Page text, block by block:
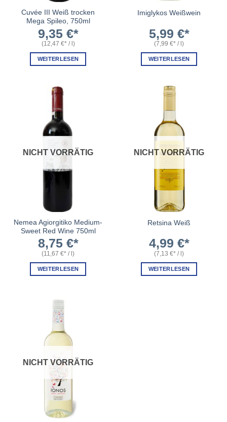
Cuvée III Weiß trocken
Mega Spileo, 750ml
9,35 €
(12,47 € /l)
WEITERLESEN
Imiglykos Weißwein
5,99 €
(7,99 € /l)
WEITERLESEN
NICHT VORRÄTIG
Nemea Agiorgitiko Medium-
Sweet Red Wine 750ml
8,75 €
(11,67 € /l)
WEITERLESEN
NICHT VORRÄTIG
Retsina Weiß
4,99 €
(7,13 € /l)
WEITERLESEN
NICHT VORRÄTIG